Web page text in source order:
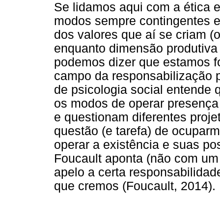
Se lidamos aqui com a ética
modos sempre contingentes
dos valores que aí se criam
enquanto dimensão
podemos dizer que estamos
campo da responsabilização
de psicologia social entende
os modos de operar
e questionam diferentes
questão (e tarefa) de
operar a existência e suas
Foucault aponta (não com
apelo a certa
que cremos (Foucault, 2014).